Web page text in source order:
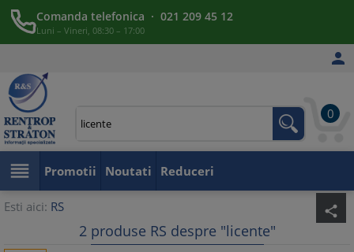
Comanda telefonica · 021 209 45 12
Luni – Vineri, 08:30 – 17:00

0
 Promotii Noutati Reduceri
Esti aici: RS share
2 produse RS despre "licente"